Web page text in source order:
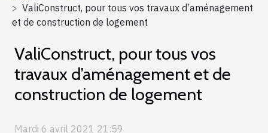
ValiConstruct, pour tous vos travaux d’aménagement
et de construction de logement
ValiConstruct, pour tous vos
travaux d’aménagement et de
construction de logement
Mardi 6 avril 2021 21:59